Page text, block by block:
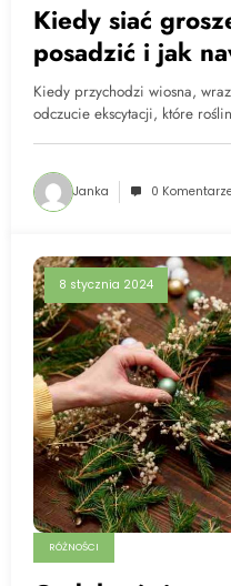
Kiedy siać
posadzić i jak
pachnący?
Kiedy przychodzi wiosna,
odczucie ekscytacji, które
Janka 0
8 stycznia 2024
RÓŻNOŚCI